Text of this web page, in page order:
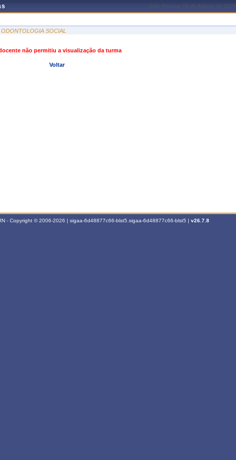
João Pessoa, 06 de Agosto de 2026
SOCIAL
não permitiu a visualização da turma
Voltar
- Copyright © 2006-2026 | sigaa-6d48877c66-blst5.sigaa-6d48877c66-blst5 | v26.7.8